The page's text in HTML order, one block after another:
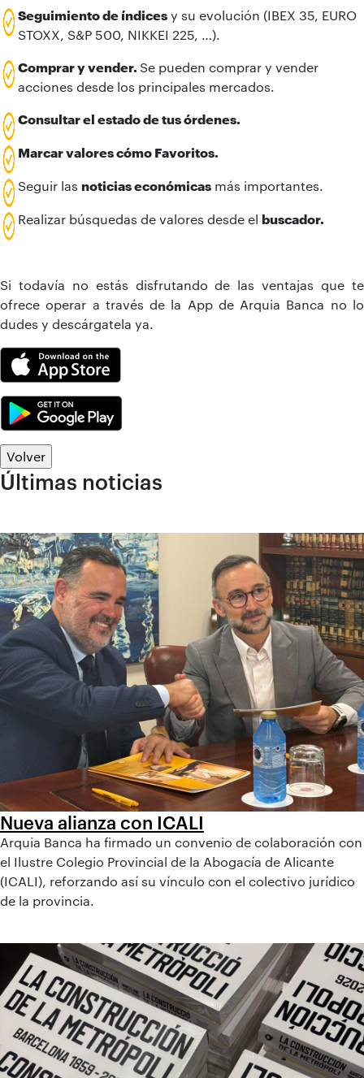
Seguimiento de índices y su evolución (IBEX 35, EURO
STOXX, S&P 500, NIKKEI 225, …).
Comprar y vender. Se pueden comprar y vender
acciones desde los principales mercados.
Consultar el estado de tus órdenes.
Marcar valores cómo Favoritos.
Seguir las noticias económicas más importantes.
Realizar búsquedas de valores desde el buscador.
Si todavía no estás disfrutando de las ventajas que te
ofrece operar a través de la App de Arquia Banca no lo
dudes y descárgatela ya.
Volver
Últimas noticias
Nueva alianza con ICALI
Arquia Banca ha firmado un convenio de colaboración con
el Ilustre Colegio Provincial de la Abogacía de Alicante
(ICALI), reforzando así su vínculo con el colectivo jurídico
de la provincia.